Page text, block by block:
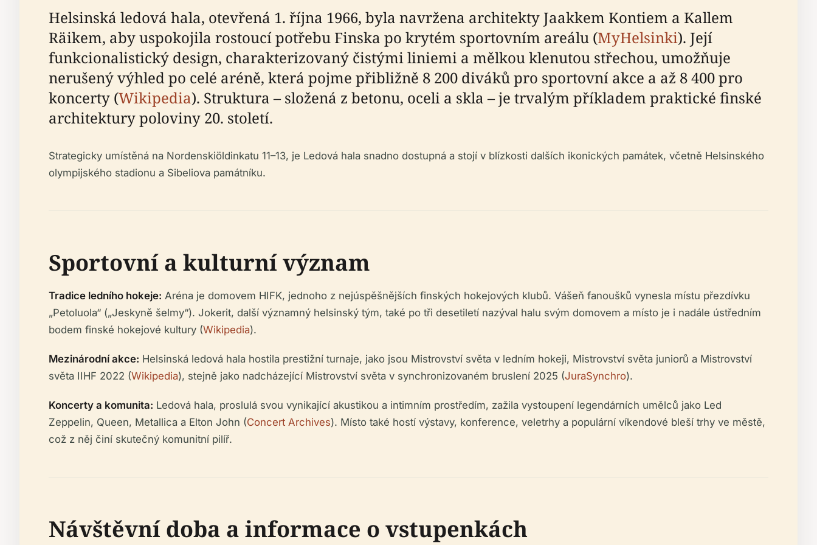
Helsinská ledová hala, otevřená 1. října 1966, byla navržena architekty Jaakkem Kontiem a Kallem
Räikem, aby uspokojila rostoucí potřebu Finska po krytém sportovním areálu (MyHelsinki). Její
funkcionalistický design, charakterizovaný čistými liniemi a mělkou klenutou střechou, umožňuje
nerušený výhled po celé aréně, která pojme přibližně 8 200 diváků pro sportovní akce a až 8 400 pro
koncerty (Wikipedia). Struktura – složená z betonu, oceli a skla – je trvalým příkladem praktické finské
architektury poloviny 20. století.
Strategicky umístěná na Nordenskiöldinkatu 11–13, je Ledová hala snadno dostupná a stojí v blízkosti dalších ikonických památek, včetně Helsinského
olympijského stadionu a Sibeliova památníku.
Sportovní a kulturní význam
Tradice ledního hokeje: Aréna je domovem HIFK, jednoho z nejúspěšnějších finských hokejových klubů. Vášeň fanoušků vynesla místu přezdívku
„Petoluola“ („Jeskyně šelmy“). Jokerit, další významný helsinský tým, také po tři desetiletí nazýval halu svým domovem a místo je i nadále ústředním
bodem finské hokejové kultury (Wikipedia).
Mezinárodní akce: Helsinská ledová hala hostila prestižní turnaje, jako jsou Mistrovství světa v ledním hokeji, Mistrovství světa juniorů a Mistrovství
světa IIHF 2022 (Wikipedia), stejně jako nadcházející Mistrovství světa v synchronizovaném bruslení 2025 (JuraSynchro).
Koncerty a komunita: Ledová hala, proslulá svou vynikající akustikou a intimním prostředím, zažila vystoupení legendárních umělců jako Led
Zeppelin, Queen, Metallica a Elton John (Concert Archives). Místo také hostí výstavy, konference, veletrhy a populární víkendové bleší trhy ve městě,
což z něj činí skutečný komunitní pilíř.
Návštěvní doba a informace o vstupenkách